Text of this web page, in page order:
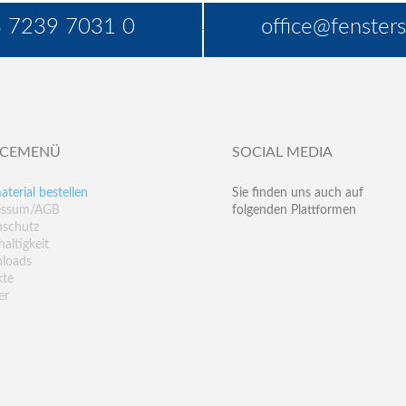
7239 7031 0
bestellen
AGB
SOCIAL MEDIA
Sie finden uns auch auf
folgenden Plattformen